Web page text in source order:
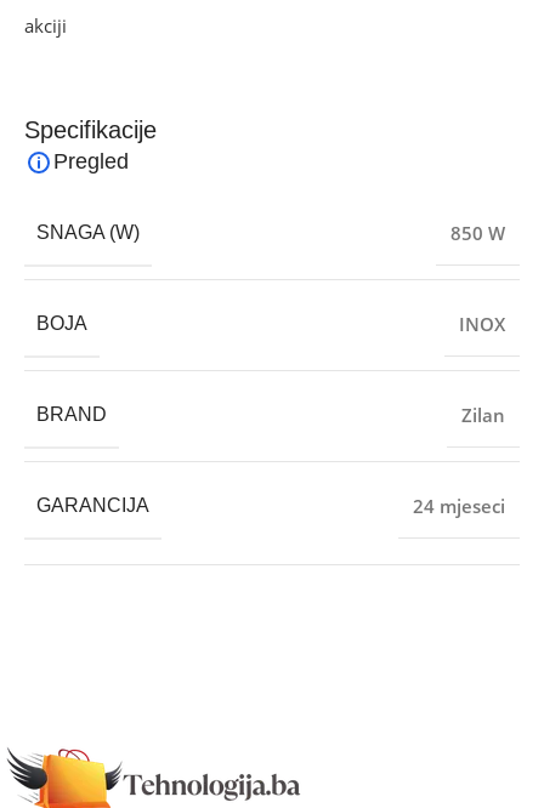
akciji
Specifikacije
Pregled
SNAGA (W) 850 W
BOJA INOX
BRAND Zilan
GARANCIJA 24 mjeseci